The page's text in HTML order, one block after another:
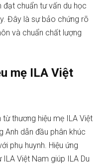
đạt chuẩn tư vấn du học
Đây là sự bảo chứng rõ
và chuẩn chất lượng
mẹ ILA Việt
thương hiệu mẹ ILA Việt
dẫn đầu phân khúc
phụ huynh. Hiệu ứng
Việt Nam giúp ILA Du